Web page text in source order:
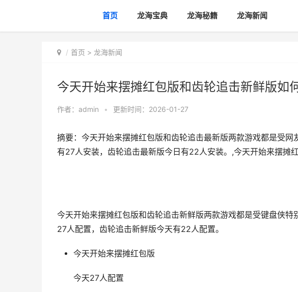
首页 龙海宝典 龙海秘籍 龙海新闻
首页 > 龙海新闻
今天开始来摆摊红包版和齿轮追击新鲜版如
作者： admin • 更新时间：2026-01-27
摘要：今天开始来摆摊红包版和齿轮追击最新版两款游戏都是受网
有27人安装，齿轮追击最新版今日有22人安装。,今天开始来摆摊
今天开始来摆摊红包版和齿轮追击新鲜版两款游戏都是受键盘侠
27人配置，齿轮追击新鲜版今天有22人配置。
今天开始来摆摊红包版
今天27人配置